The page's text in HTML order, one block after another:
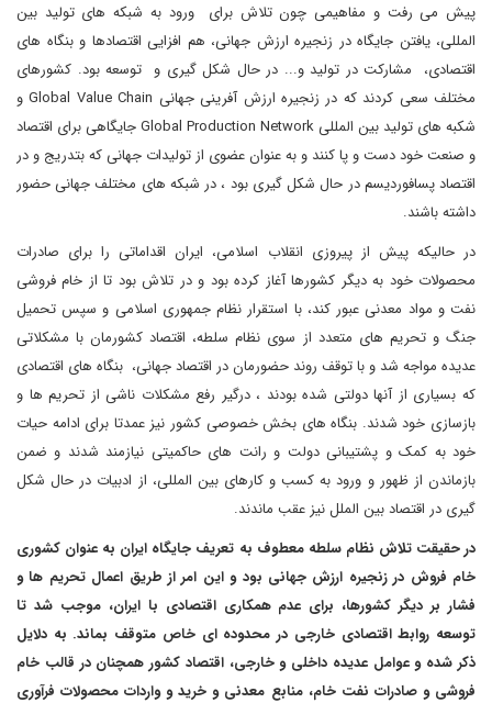
پیش می رفت و مفاهیمی چون تلاش برای ورود به شبکه های تولید بین
المللی، یافتن جایگاه در زنجیره ارزش جهانی، هم افزایی اقتصادها و بنگاه های
اقتصادی، مشارکت در تولید و... در حال شکل گیری و توسعه بود. کشورهای
مختلف سعی کردند که در زنجیره ارزش آفرینی جهانی Global Value Chain و
شکبه های تولید بین المللی Global Production Network جایگاهی برای اقتصاد
و صنعت خود دست و پا کنند و به عنوان عضوی از تولیدات جهانی که بتدریج و در
اقتصاد پسافوردیسم در حال شکل گیری بود ، در شبکه های مختلف جهانی حضور
داشته باشند.
در حالیکه پیش از پیروزی انقلاب اسلامی، ایران اقداماتی را برای صادرات
محصولات خود به دیگر کشورها آغاز کرده بود و در تلاش بود تا از خام فروشی
نفت و مواد معدنی عبور کند، با استقرار نظام جمهوری اسلامی و سپس تحمیل
جنگ و تحریم های متعدد از سوی نظام سلطه، اقتصاد کشورمان با مشکلاتی
عدیده مواجه شد و با توقف روند حضورمان در اقتصاد جهانی، بنگاه های اقتصادی
که بسیاری از آنها دولتی شده بودند ، درگیر رفع مشکلات ناشی از تحریم ها و
بازسازی خود شدند. بنگاه های بخش خصوصی کشور نیز عمدتا برای ادامه حیات
خود به کمک و پشتیبانی دولت و رانت های حاکمیتی نیازمند شدند و ضمن
بازماندن از ظهور و ورود به کسب و کارهای بین المللی، از ادبیات در حال شکل
گیری در اقتصاد بین الملل نیز عقب ماندند.
در حقیقت تلاش نظام سلطه معطوف به تعریف جایگاه ایران به عنوان کشوری
خام فروش در زنجیره ارزش جهانی بود و این امر از طریق اعمال تحریم ها و
فشار بر دیگر کشورها، برای عدم همکاری اقتصادی با ایران، موجب شد تا
توسعه روابط اقتصادی خارجی در محدوده ای خاص متوقف بماند. به دلایل
ذکر شده و عوامل عدیده داخلی و خارجی، اقتصاد کشور همچنان در قالب خام
فروشی و صادرات نفت خام، منابع معدنی و خرید و واردات محصولات فرآوری